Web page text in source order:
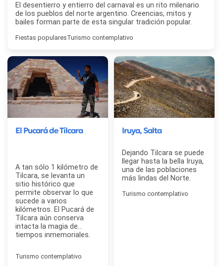
El desentierro y entierro del carnaval es un rito milenario
de los pueblos del norte argentino. Creencias, mitos y
bailes forman parte de esta singular tradición popular.
Fiestas popularesTurismo contemplativo
El Pucará de Tilcara
A tan sólo 1 kilómetro de
Tilcara, se levanta un
sitio histórico que
permite observar lo que
sucede a varios
kilómetros. El Pucará de
Tilcara aún conserva
intacta la magia de
tiempos inmemoriales.
Turismo contemplativo
Iruya, Salta
Dejando Tilcara se puede
llegar hasta la bella Iruya,
una de las poblaciones
más lindas del Norte.
Turismo contemplativo